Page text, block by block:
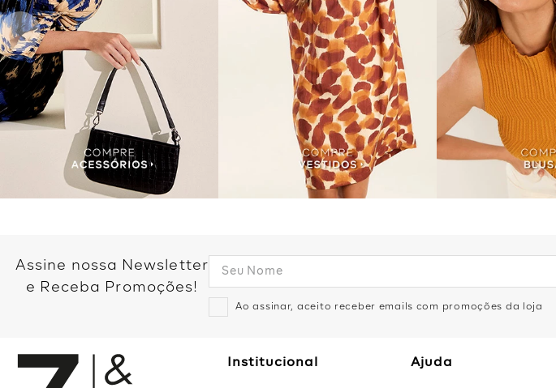
Assine nossa Newsletter
e Receba Promoções!
Ao assinar, aceito receber emails com promoções da loja
Institucional Ajuda